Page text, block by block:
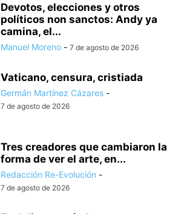
Devotos, elecciones y otros
políticos non sanctos: Andy ya
camina, el...
Manuel Moreno - 7 de agosto de 2026
Vaticano, censura, cristiada
Germán Martínez Cázares -
7 de agosto de 2026
Tres creadores que cambiaron la
forma de ver el arte, en...
Redacción Re-Evolución -
7 de agosto de 2026